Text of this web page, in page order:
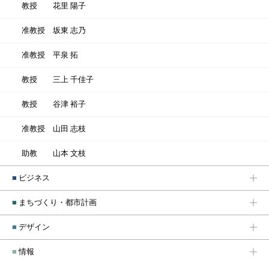
教授 花里 陽子
准教授 坂東 志乃
准教授 平泉 拓
教授 三上 千佳子
教授 谷津 裕子
准教授 山田 志枝
助教 山本 文枝
■ ビジネス
■ まちづくり・都市計画
■ デザイン
■ 情報